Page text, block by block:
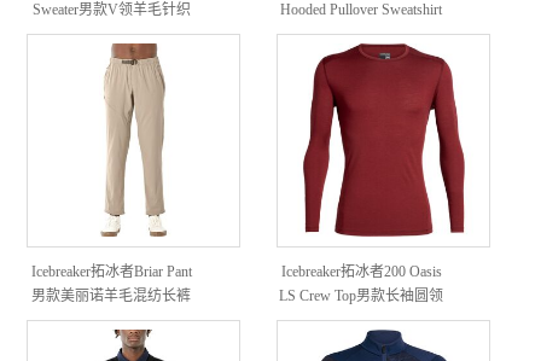
Sweater男款V领羊毛针织
衫
Hooded Pullover Sweatshirt
女款羊毛带帽套头衫
Icebreaker拓冰者Briar Pant
男款美丽诺羊毛混纺长裤
Icebreaker拓冰者200 Oasis
LS Crew Top男款长袖圆领
羊毛上衣